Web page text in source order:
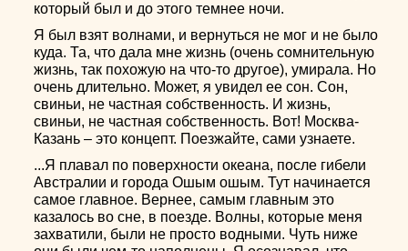
который был и до этого темнее ночи.
Я был взят волнами, и вернуться не мог и не было
куда. Та, что дала мне жизнь (очень сомнительную
жизнь, так похожую на что-то другое), умирала. Но
очень длительно. Может, я увидел ее сон. Сон,
свиньи, не частная собственность. И жизнь,
свиньи, не частная собственность. Вот! Москва-
Казань – это концепт. Поезжайте, сами узнаете.
...Я плавал по поверхности океана, после гибели
Австралии и города Ошым ошым. Тут начинается
самое главное. Вернее, самым главным это
казалось во сне, в поезде. Волны, которые меня
захватили, были не просто водными. Чуть ниже